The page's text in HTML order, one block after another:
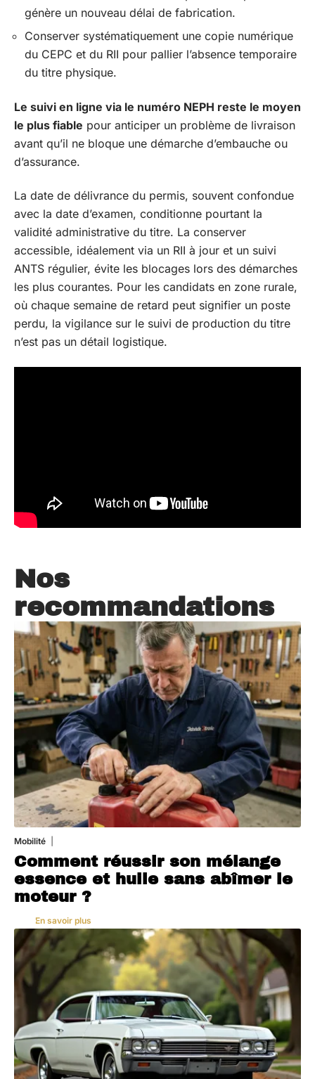
génère un nouveau délai de fabrication.
Conserver systématiquement une copie numérique
du CEPC et du RII pour pallier l’absence temporaire
du titre physique.
Le suivi en ligne via le numéro NEPH reste le moyen
le plus fiable pour anticiper un problème de livraison
avant qu’il ne bloque une démarche d’embauche ou
d’assurance.
La date de délivrance du permis, souvent confondue
avec la date d’examen, conditionne pourtant la
validité administrative du titre. La conserver
accessible, idéalement via un RII à jour et un suivi
ANTS régulier, évite les blocages lors des démarches
les plus courantes. Pour les candidats en zone rurale,
où chaque semaine de retard peut signifier un poste
perdu, la vigilance sur le suivi de production du titre
n’est pas un détail logistique.
Nos
recommandations
Mobilité
Comment réussir son mélange
essence et huile sans abîmer le
moteur ?
En savoir plus